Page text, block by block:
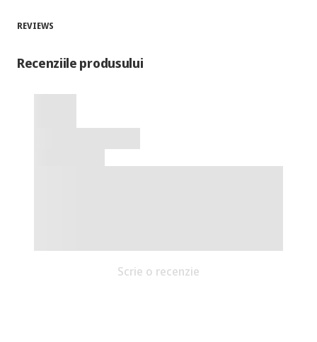
REVIEWS
Recenziile produsului
Scrie o recenzie